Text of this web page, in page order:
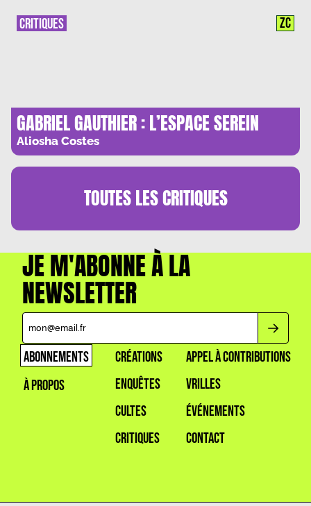
GABRIEL GAUTHIER : L’ESPACE SEREIN
Aliosha Costes
CRITIQUES ZC
TOUTES LESCRITIQUES
JE M'ABONNE À LA
NEWSLETTER
ABONNEMENTS
À PROPOS
CRÉATIONS
ENQUÊTES
CULTES
CRITIQUES
APPEL À CONTRIBUTIONS
VRILLES
ÉVÉNEMENTS
CONTACT